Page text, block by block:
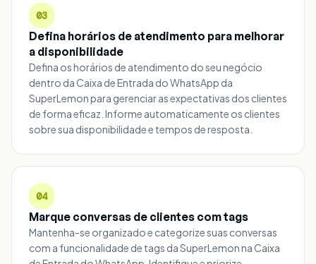
03
Defina horários de atendimento para melhorar
a disponibilidade
Defina os horários de atendimento do seu negócio
dentro da Caixa de Entrada do WhatsApp da
SuperLemon para gerenciar as expectativas dos clientes
de forma eficaz. Informe automaticamente os clientes
sobre sua disponibilidade e tempos de resposta.
04
Marque conversas de clientes com tags
Mantenha-se organizado e categorize suas conversas
com a funcionalidade de tags da SuperLemon na Caixa